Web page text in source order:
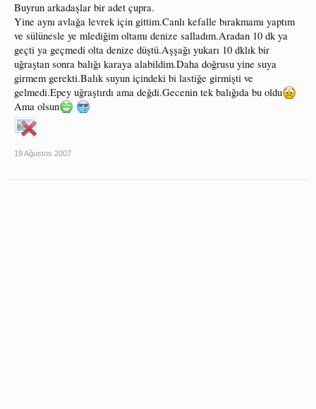
Buyrun arkadaşlar bir adet çupra.
Yine aynı avlağa levrek için gittim.Canlı kefalle bırakmamı yaptım
ve sülünesle ye mlediğim oltamı denize salladım.Aradan 10 dk ya
geçti ya geçmedi olta denize düştü.Aşşağı yukarı 10 dklık bir
uğraştan sonra balığı karaya alabildim.Daha doğrusu yine suya
girmem gerekti.Balık suyun içindeki bi lastiğe girmişti ve
gelmedi.Epey uğraştırdı ama değdi.Gecenin tek balığıda bu oldu
Ama olsun
19 Ağustos 2007